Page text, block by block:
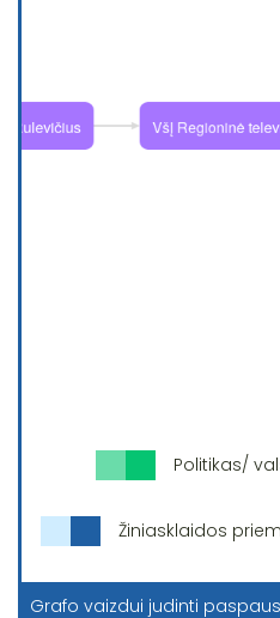
Politikas/
Žiniasklaidos
Grafo vaizdui judinti